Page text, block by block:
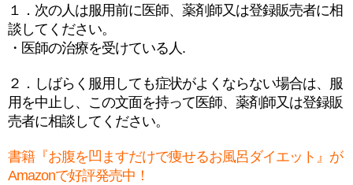
１．次の人は服用前に医師、薬剤師又は登録販売者に相
談してください。
・医師の治療を受けている人.
２．しばらく服用しても症状がよくならない場合は、服
用を中止し、この文面を持って医師、薬剤師又は登録販
売者に相談してください。
書籍『お腹を凹ますだけで痩せるお風呂ダイエット』が
Amazonで好評発売中！